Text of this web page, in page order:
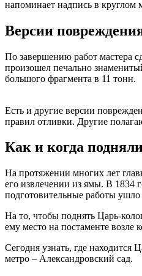
напоминает надпись в
Версии
По завершению работ мастера
произошел печально
большого фрагмента в 11 тонн.
Есть и другие версии
правил отливки. Другие
Как и когда
На протяжении многих лет
его извлечении из ямы. В 1834
подготовительные работы ушло
На то, чтобы поднять Царь-
ему место на постаменте возле
Сегодня узнать, где находится
метро – Александровский сад.